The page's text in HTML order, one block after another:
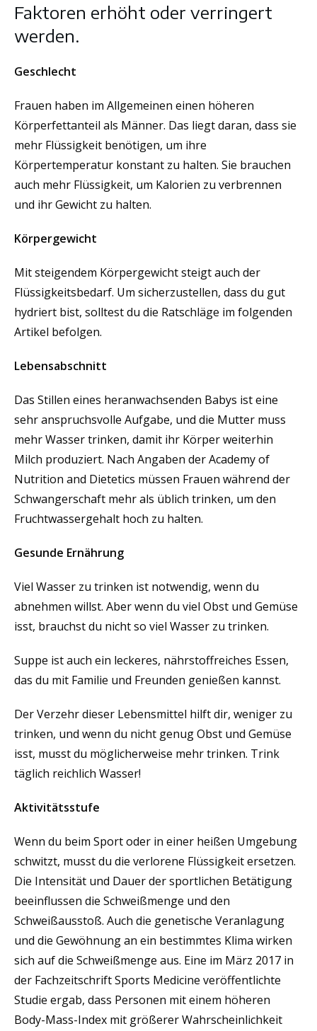
Faktoren erhöht oder verringert
werden.
Geschlecht
Frauen haben im Allgemeinen einen höheren
Körperfettanteil als Männer. Das liegt daran, dass sie
mehr Flüssigkeit benötigen, um ihre
Körpertemperatur konstant zu halten. Sie brauchen
auch mehr Flüssigkeit, um Kalorien zu verbrennen
und ihr Gewicht zu halten.
Körpergewicht
Mit steigendem Körpergewicht steigt auch der
Flüssigkeitsbedarf. Um sicherzustellen, dass du gut
hydriert bist, solltest du die Ratschläge im folgenden
Artikel befolgen.
Lebensabschnitt
Das Stillen eines heranwachsenden Babys ist eine
sehr anspruchsvolle Aufgabe, und die Mutter muss
mehr Wasser trinken, damit ihr Körper weiterhin
Milch produziert. Nach Angaben der Academy of
Nutrition and Dietetics müssen Frauen während der
Schwangerschaft mehr als üblich trinken, um den
Fruchtwassergehalt hoch zu halten.
Gesunde Ernährung
Viel Wasser zu trinken ist notwendig, wenn du
abnehmen willst. Aber wenn du viel Obst und Gemüse
isst, brauchst du nicht so viel Wasser zu trinken.
Suppe ist auch ein leckeres, nährstoffreiches Essen,
das du mit Familie und Freunden genießen kannst.
Der Verzehr dieser Lebensmittel hilft dir, weniger zu
trinken, und wenn du nicht genug Obst und Gemüse
isst, musst du möglicherweise mehr trinken. Trink
täglich reichlich Wasser!
Aktivitätsstufe
Wenn du beim Sport oder in einer heißen Umgebung
schwitzt, musst du die verlorene Flüssigkeit ersetzen.
Die Intensität und Dauer der sportlichen Betätigung
beeinflussen die Schweißmenge und den
Schweißausstoß. Auch die genetische Veranlagung
und die Gewöhnung an ein bestimmtes Klima wirken
sich auf die Schweißmenge aus. Eine im März 2017 in
der Fachzeitschrift Sports Medicine veröffentlichte
Studie ergab, dass Personen mit einem höheren
Body-Mass-Index mit größerer Wahrscheinlichkeit